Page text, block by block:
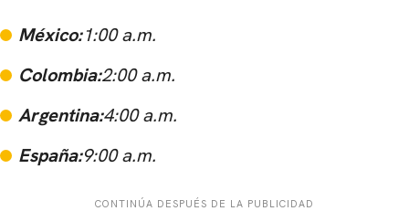
México:1:00 a.m.
Colombia:2:00 a.m.
Argentina:4:00 a.m.
España:9:00 a.m.
CONTINÚA DESPUÉS DE LA PUBLICIDAD